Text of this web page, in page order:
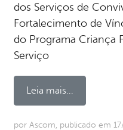
dos Serviços de
Fortalecimento de
do Programa Criança
Serviço
Leia mais...
por Ascom, publicado em